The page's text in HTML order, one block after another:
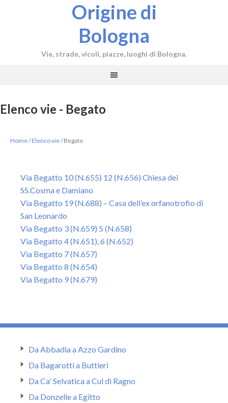
Origine di
Bologna
Vie, strade, vicoli, piazze, luoghi di Bologna.
Elenco vie - Begato
Home/Elenco vie/Begato
Via Begatto 10 (N.655) 12 (N.656) Chiesa dei
SS.Cosma e Damiano
Via Begatto 19 (N.688) – Casa dell’ex orfanotrofio di
San Leonardo
Via Begatto 3 (N.659) 5 (N.658)
Via Begatto 4 (N.651), 6 (N.652)
Via Begatto 7 (N.657)
Via Begatto 8 (N.654)
Via Begatto 9 (N.679)
Da Abbadia a Azzo Gardino
Da Bagarotti a Buttieri
Da Ca' Selvatica a Cul di Ragno
Da Donzelle a Egitto